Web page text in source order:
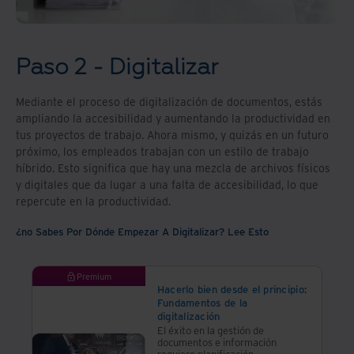
Información.
Paso 2 - Digitalizar
Mediante el proceso de digitalización de documentos, estás
ampliando la accesibilidad y aumentando la productividad en
tus proyectos de trabajo. Ahora mismo, y quizás en un futuro
próximo, los empleados trabajan con un estilo de trabajo
híbrido. Esto significa que hay una mezcla de archivos físicos
y digitales que da lugar a una falta de accesibilidad, lo que
repercute en la productividad.
¿no Sabes Por Dónde Empezar A Digitalizar? Lee Esto
Premium
Hacerlo bien desde el principio:
Fundamentos de la
digitalización
El éxito en la gestión de
documentos e información